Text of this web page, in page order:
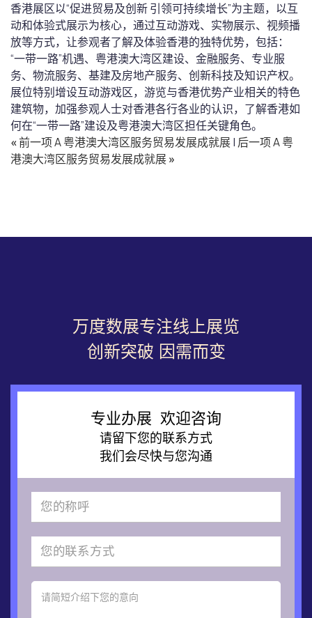
香港展区以“促进贸易及创新 引领可持续增长”为主题，以互
动和体验式展示为核心，通过互动游戏、实物展示、视频播
放等方式，让参观者了解及体验香港的独特优势，包括：
“一带一路”机遇、粤港澳大湾区建设、金融服务、专业服
务、物流服务、基建及房地产服务、创新科技及知识产权。
展位特别增设互动游戏区，游览与香港优势产业相关的特色
建筑物，加强参观人士对香港各行各业的认识，了解香港如
何在“一带一路”建设及粤港澳大湾区担任关键角色。
«前一项 A 粤港澳大湾区服务贸易发展成就展| 后一项 A 粤
港澳大湾区服务贸易发展成就展»
万度数展专注线上展览
创新突破 因需而变
专业办展 欢迎咨询
请留下您的联系方式
我们会尽快与您沟通